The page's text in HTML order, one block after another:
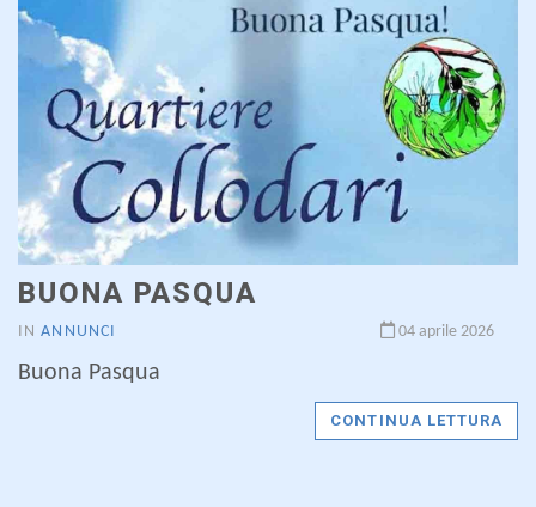
BUONA PASQUA
INANNUNCI 04 aprile 2026
Buona Pasqua
CONTINUA LETTURA